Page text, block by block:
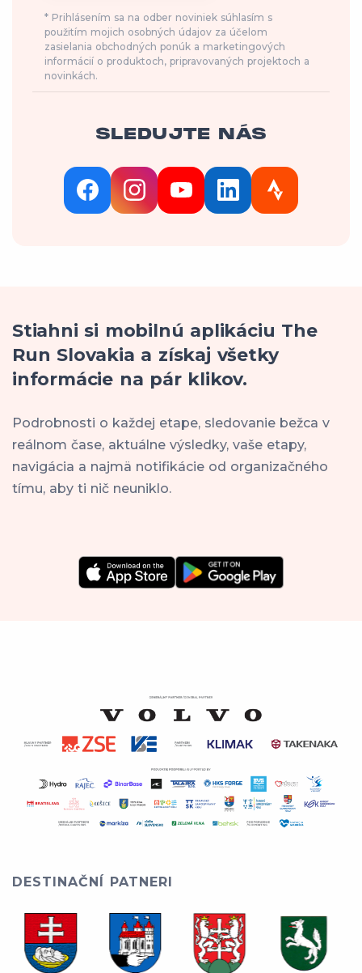
* Prihlásením sa na odber noviniek súhlasím s
použitím mojich osobných údajov za účelom
zasielania obchodných ponúk a marketingových
informácií o produktoch, pripravovaných projektoch a
novinkách.
SLEDUJTE NÁS
Stiahni si mobilnú aplikáciu The
Run Slovakia a získaj všetky
informácie na pár klikov.
Podrobnosti o každej etape, sledovanie bežca v
reálnom čase, aktuálne výsledky, vaše etapy,
navigácia a najmä notifikácie od organizačného
tímu, aby ti nič neuniklo.
DESTINAČNÍ PATNERI